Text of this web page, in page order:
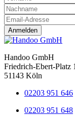
Anmelden
Handoo GmbH
Friedrich-Ebert-Platz
51143 Köln
02203 951 646
02203 951 648